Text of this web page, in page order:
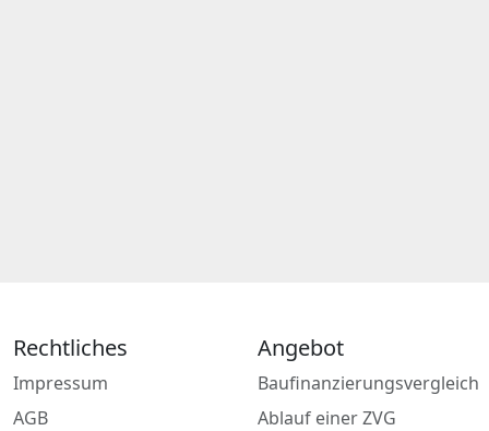
Rechtliches
Impressum
AGB
Angebot
Baufinanzierungsvergleich
Ablauf einer ZVG